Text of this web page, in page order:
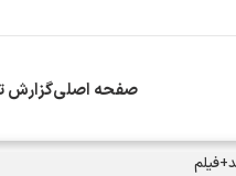
صفحه اصلیگزارش